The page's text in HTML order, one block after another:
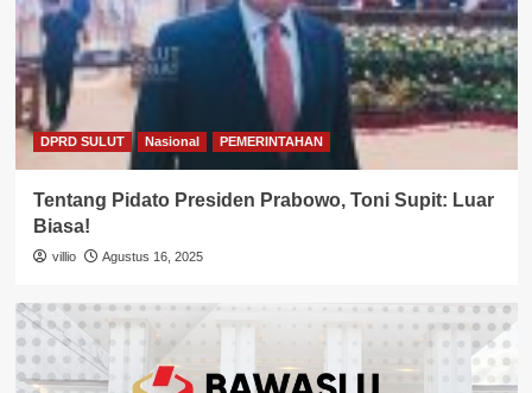
DPRD SULUT Nasional PEMERINTAHAN
Tentang Pidato Presiden Prabowo, Toni Supit: Luar
Biasa!
villio Agustus 16, 2025